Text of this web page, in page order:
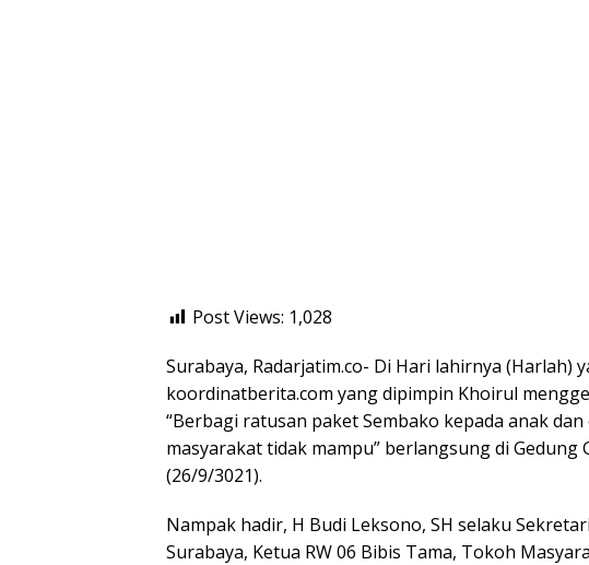
Post Views: 1,028
Surabaya, Radarjatim.co- Di Hari lahirnya (Harlah)
koordinatberita.com yang dipimpin Khoirul
“Berbagi ratusan paket Sembako kepada anak
masyarakat tidak mampu” berlangsung di Gedung
(26/9/3021).
Nampak hadir, H Budi Leksono, SH selaku
Surabaya, Ketua RW 06 Bibis Tama, Tokoh